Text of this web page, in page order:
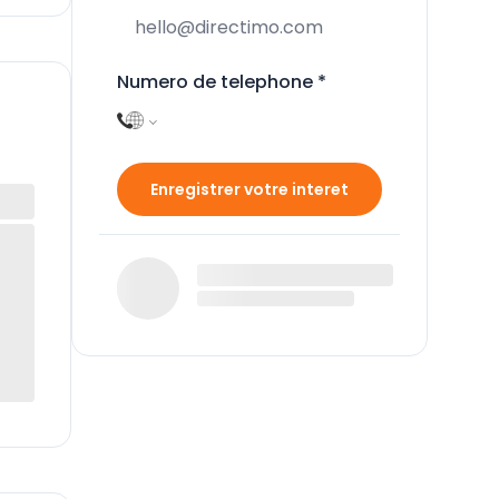
Numero de telephone *
Enregistrer votre interet